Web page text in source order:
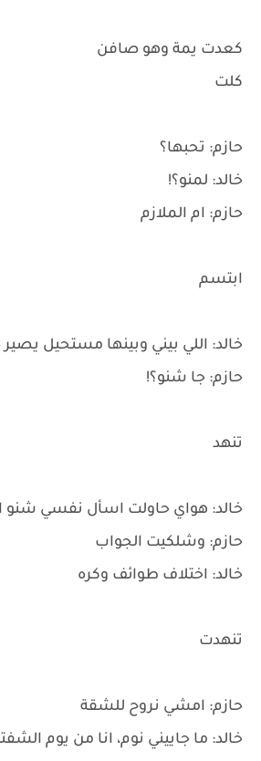
كعدت يمة وهو صافن
كلت
حازم: تحبها؟
خالد: لمنو؟!
حازم: ام الملازم
ابتسم
خالد: اللي بيني وبينها مستحيل
حازم: جا شنو؟!
تنهد
خالد: هواي حاولت اسأل نفسي شنو
حازم: وشلكيت الجواب
خالد: اختلاف طوائف وكره
تنهدت
حازم: امشي نروح للشقة
خالد: ما جاييني نوم، انا من يوم